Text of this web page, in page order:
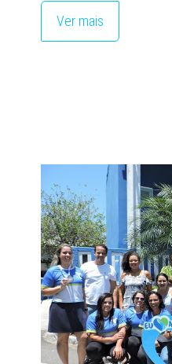
Ver mais